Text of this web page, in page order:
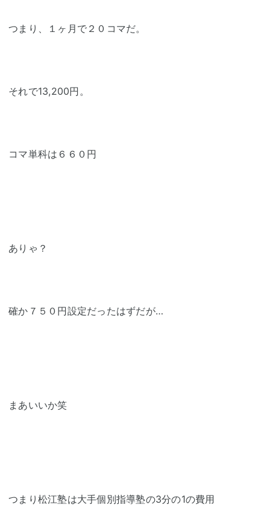
つまり、１ヶ月で２０コマだ。
それで13,200円。
コマ単科は６６０円
ありゃ？
確か７５０円設定だったはずだが…
まあいいか笑
つまり松江塾は大手個別指導塾の3分の1の費用